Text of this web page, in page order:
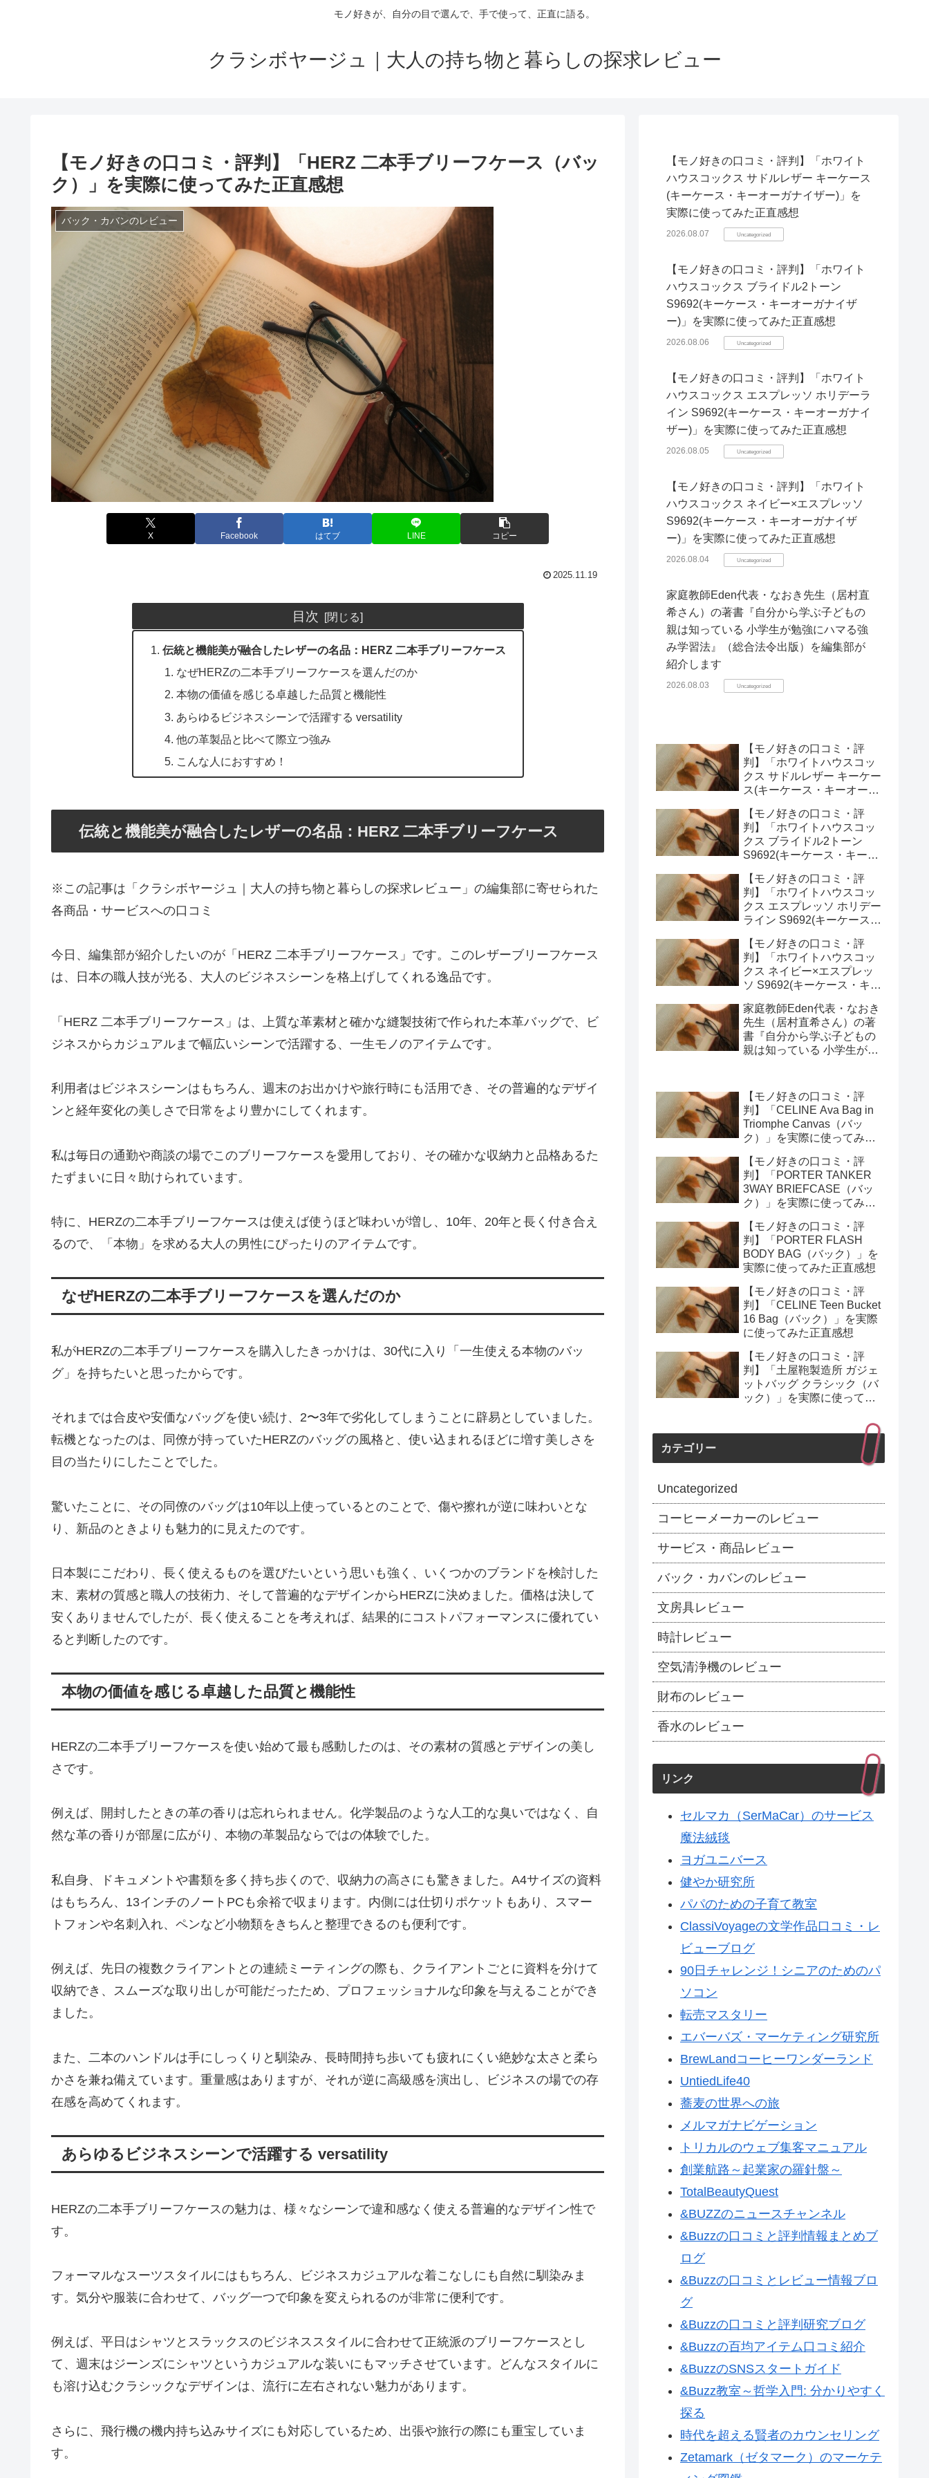
モノ好きが、自分の目で選んで、手で使って、正直に語る。
クラシボヤージュ｜大人の持ち物と暮らしの探求レビュー
【モノ好きの口コミ・評判】「HERZ 二本手ブリーフケース（バッ
ク）」を実際に使ってみた正直感想
バック・カバンのレビュー
X Facebook はてブ LINE コピー
2025.11.19
目次
伝統と機能美が融合したレザーの名品：HERZ 二本手ブリーフケース
なぜHERZの二本手ブリーフケースを選んだのか
本物の価値を感じる卓越した品質と機能性
あらゆるビジネスシーンで活躍する versatility
他の革製品と比べて際立つ強み
こんな人におすすめ！
伝統と機能美が融合したレザーの名品：HERZ 二本手ブリーフケース
※この記事は「クラシボヤージュ｜大人の持ち物と暮らしの探求レビュー」の編集部に寄せられた
各商品・サービスへの口コミ
今日、編集部が紹介したいのが「HERZ 二本手ブリーフケース」です。このレザーブリーフケース
は、日本の職人技が光る、大人のビジネスシーンを格上げしてくれる逸品です。
「HERZ 二本手ブリーフケース」は、上質な革素材と確かな縫製技術で作られた本革バッグで、ビ
ジネスからカジュアルまで幅広いシーンで活躍する、一生モノのアイテムです。
利用者はビジネスシーンはもちろん、週末のお出かけや旅行時にも活用でき、その普遍的なデザイ
ンと経年変化の美しさで日常をより豊かにしてくれます。
私は毎日の通勤や商談の場でこのブリーフケースを愛用しており、その確かな収納力と品格あるた
たずまいに日々助けられています。
特に、HERZの二本手ブリーフケースは使えば使うほど味わいが増し、10年、20年と長く付き合え
るので、「本物」を求める大人の男性にぴったりのアイテムです。
なぜHERZの二本手ブリーフケースを選んだのか
私がHERZの二本手ブリーフケースを購入したきっかけは、30代に入り「一生使える本物のバッ
グ」を持ちたいと思ったからです。
それまでは合皮や安価なバッグを使い続け、2〜3年で劣化してしまうことに辟易としていました。
転機となったのは、同僚が持っていたHERZのバッグの風格と、使い込まれるほどに増す美しさを
目の当たりにしたことでした。
驚いたことに、その同僚のバッグは10年以上使っているとのことで、傷や擦れが逆に味わいとな
り、新品のときよりも魅力的に見えたのです。
日本製にこだわり、長く使えるものを選びたいという思いも強く、いくつかのブランドを検討した
末、素材の質感と職人の技術力、そして普遍的なデザインからHERZに決めました。価格は決して
安くありませんでしたが、長く使えることを考えれば、結果的にコストパフォーマンスに優れてい
ると判断したのです。
本物の価値を感じる卓越した品質と機能性
HERZの二本手ブリーフケースを使い始めて最も感動したのは、その素材の質感とデザインの美し
さです。
例えば、開封したときの革の香りは忘れられません。化学製品のような人工的な臭いではなく、自
然な革の香りが部屋に広がり、本物の革製品ならではの体験でした。
私自身、ドキュメントや書類を多く持ち歩くので、収納力の高さにも驚きました。A4サイズの資料
はもちろん、13インチのノートPCも余裕で収まります。内側には仕切りポケットもあり、スマー
トフォンや名刺入れ、ペンなど小物類をきちんと整理できるのも便利です。
例えば、先日の複数クライアントとの連続ミーティングの際も、クライアントごとに資料を分けて
収納でき、スムーズな取り出しが可能だったため、プロフェッショナルな印象を与えることができ
ました。
また、二本のハンドルは手にしっくりと馴染み、長時間持ち歩いても疲れにくい絶妙な太さと柔ら
かさを兼ね備えています。重量感はありますが、それが逆に高級感を演出し、ビジネスの場での存
在感を高めてくれます。
あらゆるビジネスシーンで活躍する versatility
HERZの二本手ブリーフケースの魅力は、様々なシーンで違和感なく使える普遍的なデザイン性で
す。
フォーマルなスーツスタイルにはもちろん、ビジネスカジュアルな着こなしにも自然に馴染みま
す。気分や服装に合わせて、バッグ一つで印象を変えられるのが非常に便利です。
例えば、平日はシャツとスラックスのビジネススタイルに合わせて正統派のブリーフケースとし
て、週末はジーンズにシャツというカジュアルな装いにもマッチさせています。どんなスタイルに
も溶け込むクラシックなデザインは、流行に左右されない魅力があります。
さらに、飛行機の機内持ち込みサイズにも対応しているため、出張や旅行の際にも重宝していま
す。
【モノ好きの口コミ・評判】「ホワイト
ハウスコックス サドルレザー キーケース
(キーケース・キーオーガナイザー)」を
実際に使ってみた正直感想
2026.08.07 Uncategorized
【モノ好きの口コミ・評判】「ホワイト
ハウスコックス ブライドル2トーン
S9692(キーケース・キーオーガナイザ
ー)」を実際に使ってみた正直感想
2026.08.06 Uncategorized
【モノ好きの口コミ・評判】「ホワイト
ハウスコックス エスプレッソ ホリデーラ
イン S9692(キーケース・キーオーガナイ
ザー)」を実際に使ってみた正直感想
2026.08.05 Uncategorized
【モノ好きの口コミ・評判】「ホワイト
ハウスコックス ネイビー×エスプレッソ
S9692(キーケース・キーオーガナイザ
ー)」を実際に使ってみた正直感想
2026.08.04 Uncategorized
家庭教師Eden代表・なおき先生（居村直
希さん）の著書『自分から学ぶ子どもの
親は知っている 小学生が勉強にハマる強
み学習法』（総合法令出版）を編集部が
紹介します
2026.08.03 Uncategorized
【モノ好きの口コミ・評
判】「ホワイトハウスコッ
クス サドルレザー キーケー
ス(キーケース・キーオーガ
みた正直感想
【モノ好きの口コミ・評
判】「ホワイトハウスコッ
クス ブライドル2トーン
S9692(キーケース・キーオ
ってみた正直感想
【モノ好きの口コミ・評
判】「ホワイトハウスコッ
クス エスプレッソ ホリデー
ライン S9692(キーケース・
際に使ってみた正直感想
【モノ好きの口コミ・評
判】「ホワイトハウスコッ
クス ネイビー×エスプレッ
ソ S9692(キーケース・キー
使ってみた正直感想
家庭教師Eden代表・なおき
先生（居村直希さん）の著
書『自分から学ぶ子どもの
親は知っている 小学生が勉
が紹介します
【モノ好きの口コミ・評
判】「CELINE Ava Bag in
Triomphe Canvas（バッ
ク）」を実際に使ってみた
【モノ好きの口コミ・評
判】「PORTER TANKER
3WAY BRIEFCASE（バッ
ク）」を実際に使ってみた
【モノ好きの口コミ・評
判】「PORTER FLASH
BODY BAG（バック）」を
実際に使ってみた正直感想
【モノ好きの口コミ・評
判】「CELINE Teen Bucket
16 Bag（バック）」を実際
に使ってみた正直感想
【モノ好きの口コミ・評
判】「土屋鞄製造所 ガジェ
ットバッグ クラシック（バ
ック）」を実際に使ってみ
カテゴリー
Uncategorized
コーヒーメーカーのレビュー
サービス・商品レビュー
バック・カバンのレビュー
文房具レビュー
時計レビュー
空気清浄機のレビュー
財布のレビュー
香水のレビュー
リンク
セルマカ（SerMaCar）のサービス
魔法絨毯
ヨガユニバース
健やか研究所
パパのための子育て教室
ClassiVoyageの文学作品口コミ・レ
ビューブログ
90日チャレンジ！シニアのためのパ
ソコン
転売マスタリー
エバーバズ・マーケティング研究所
BrewLandコーヒーワンダーランド
UntiedLife40
蕎麦の世界への旅
メルマガナビゲーション
トリカルのウェブ集客マニュアル
創業航路～起業家の羅針盤～
TotalBeautyQuest
&BUZZのニュースチャンネル
&Buzzの口コミと評判情報まとめブ
ログ
&Buzzの口コミとレビュー情報ブロ
グ
&Buzzの口コミと評判研究ブログ
&Buzzの百均アイテム口コミ紹介
&BuzzのSNSスタートガイド
&Buzz教室～哲学入門: 分かりやすく
探る
時代を超える賢者のカウンセリング
Zetamark（ゼタマーク）のマーケテ